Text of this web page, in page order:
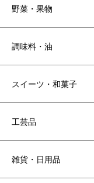
野菜・果物
調味料・油
スイーツ・和菓子
工芸品
雑貨・日用品